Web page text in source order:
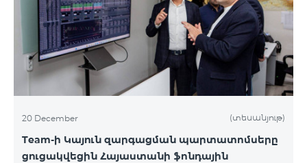
20 December (տեսանյութ)
Team-ի Կայուն զարգացման պարտատոմսերը
ցուցակվեցին Հայաստանի ֆոնդային